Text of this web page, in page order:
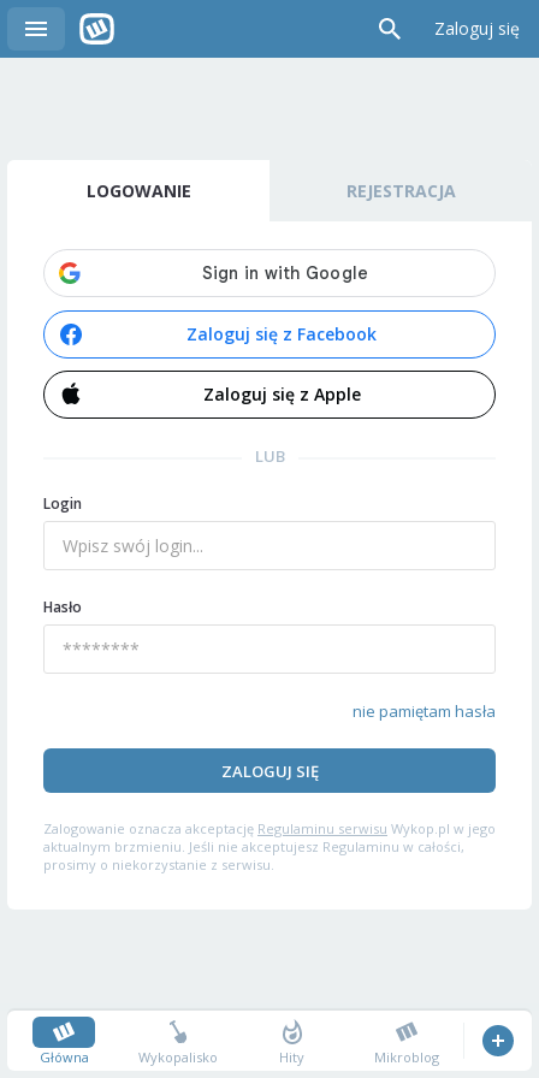
Zaloguj się
LOGOWANIE REJESTRACJA
Zaloguj się z Facebook
Zaloguj się z Apple
LUB
Login
Hasło
nie pamiętam hasła
ZALOGUJ SIĘ
Zalogowanie oznacza akceptację Regulaminu serwisu Wykop.pl w jego
aktualnym brzmieniu. Jeśli nie akceptujesz Regulaminu w całości,
prosimy o niekorzystanie z serwisu.
Główna Wykopalisko Hity Mikroblog